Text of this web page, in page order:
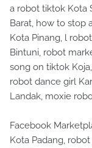
a robot tiktok Kota
Barat, how to stop
Kota Pinang, l
Bintuni, robot
song on tiktok
robot dance girl
Landak, moxie
Facebook
Kota Padang,